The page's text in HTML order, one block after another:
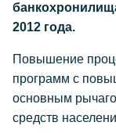
2012 года.
Повышение
программ с
основным
средств